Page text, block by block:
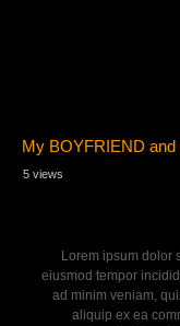
My BOYFRIEND
5 views
Lorem ipsum dolor
eiusmod tempor
ad minim veniam,
aliquip ex ea